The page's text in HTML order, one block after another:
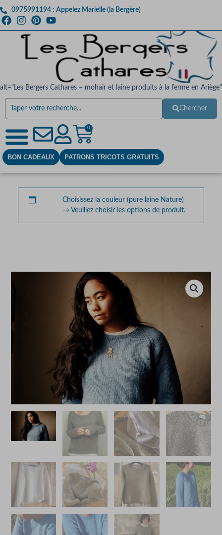
0975991194 : Appelez Marielle (la Bergère)
alt="Les Bergers Cathares – mohair et laine produits à la ferme en Ariège"
Chercher
0
BON CADEAUX PATRONS TRICOTS GRATUITS
Choisissez la couleur (pure laine Nature)
→ Veuillez choisir les options de produit.